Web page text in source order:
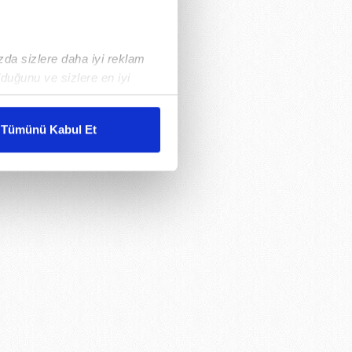
sizlere daha iyi reklam
ve sizlere en iyi
karşılamak
gösterilmeyecektir."
kullanılmaktadır. Bu
sunulması
detaylı bilgi için Ayarlar
ve sitemizde ilgili
Tümünü Kabul Et